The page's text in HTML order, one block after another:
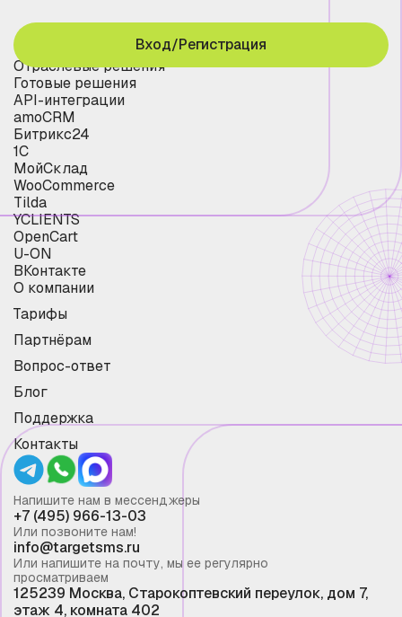
Отраслевые решения
Готовые решения
API-интеграции
amoCRM
Битрикс24
1С
МойСклад
WooCommerce
Tilda
YCLIENTS
OpenCart
U-ON
ВКонтакте
О компании
Тарифы
Партнёрам
Вопрос-ответ
Блог
Поддержка
Контакты
Вход/Регистрация
Напишите нам в мессенджеры
+7 (495) 966-13-03
Или позвоните нам!
info@targetsms.ru
Или напишите на почту, мы ее регулярно
просматриваем
125239 Москва, Старокоптевский переулок, дом 7,
этаж 4, комната 402